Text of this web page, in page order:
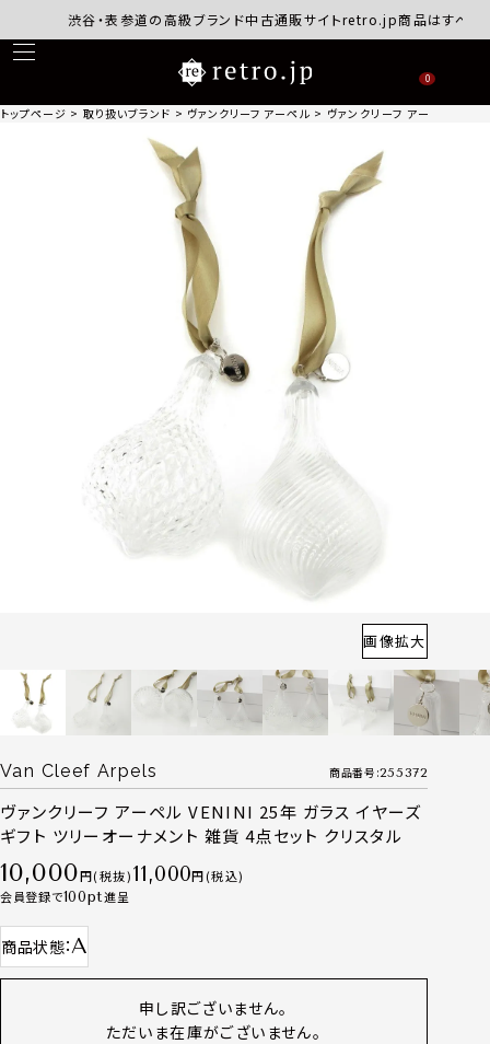
渋谷・表参道の高級ブランド中古通販サイトretro.jp商品はすべて正規
0
トップページ 取り扱いブランド ヴァンクリーフ アーペル ヴァンクリーフ アーペル
画像拡大
Van Cleef Arpels 商品番号 255372
ヴァンクリーフ アーペル VENINI 25年 ガラス イヤーズ
ギフト ツリーオーナメント 雑貨 4点セット クリスタル
10,000 税抜 11,000
税込
会員登録で100 進呈
商品状態 A
申し訳ございません。
ただいま在庫がございません。